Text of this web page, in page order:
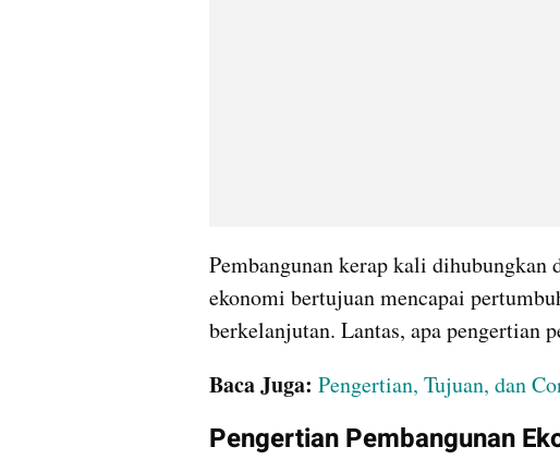
Pembangunan kerap kali dihubungkan
ekonomi bertujuan mencapai
berkelanjutan. Lantas, apa pengertian
Baca Juga: Pengertian, Tujuan, dan
Pengertian Pembangunan